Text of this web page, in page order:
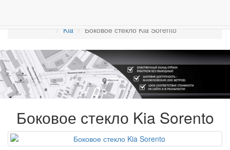
Kia
Боковое стекло Kia Sorento
Боковое стекло Kia Sorento